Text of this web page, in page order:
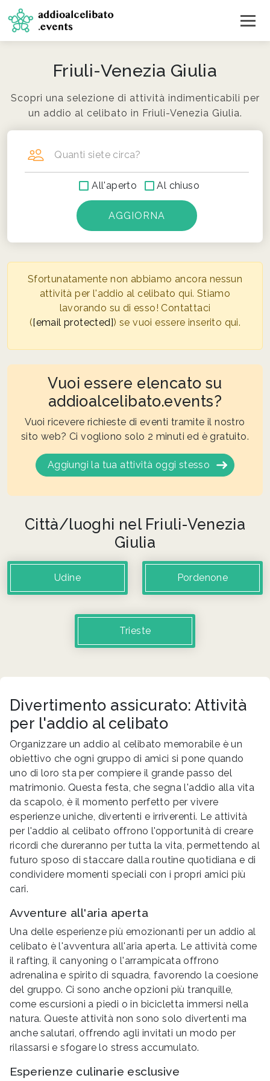
Friuli-Venezia Giulia
Scopri una selezione di attività indimenticabili per
un addio al celibato in Friuli-Venezia Giulia.
Quanti siete circa?
All'aperto Al chiuso
Sfortunatamente non abbiamo ancora nessun
attività per l'addio al celibato qui. Stiamo
lavorando su di esso! Contattaci
([email protected]) se vuoi essere inserito qui.
Vuoi essere elencato su
addioalcelibato.events?
Vuoi ricevere richieste di eventi tramite il nostro
sito web? Ci vogliono solo 2 minuti ed è gratuito.
Aggiungi la tua attività oggi stesso
Città/luoghi nel Friuli-Venezia
Giulia
Udine Pordenone
Trieste
Divertimento assicurato: Attività
per l'addio al celibato
Organizzare un addio al celibato memorabile è un
obiettivo che ogni gruppo di amici si pone quando
uno di loro sta per compiere il grande passo del
matrimonio. Questa festa, che segna l'addio alla vita
da scapolo, è il momento perfetto per vivere
esperienze uniche, divertenti e irriverenti. Le attività
per l'addio al celibato offrono l'opportunità di creare
ricordi che dureranno per tutta la vita, permettendo al
futuro sposo di staccare dalla routine quotidiana e di
condividere momenti speciali con i propri amici più
cari.
Avventure all'aria aperta
Una delle esperienze più emozionanti per un addio al
celibato è l'avventura all'aria aperta. Le attività come
il rafting, il canyoning o l'arrampicata offrono
adrenalina e spirito di squadra, favorendo la coesione
del gruppo. Ci sono anche opzioni più tranquille,
come escursioni a piedi o in bicicletta immersi nella
natura. Queste attività non sono solo divertenti ma
anche salutari, offrendo agli invitati un modo per
rilassarsi e sfogare lo stress accumulato.
Esperienze culinarie esclusive